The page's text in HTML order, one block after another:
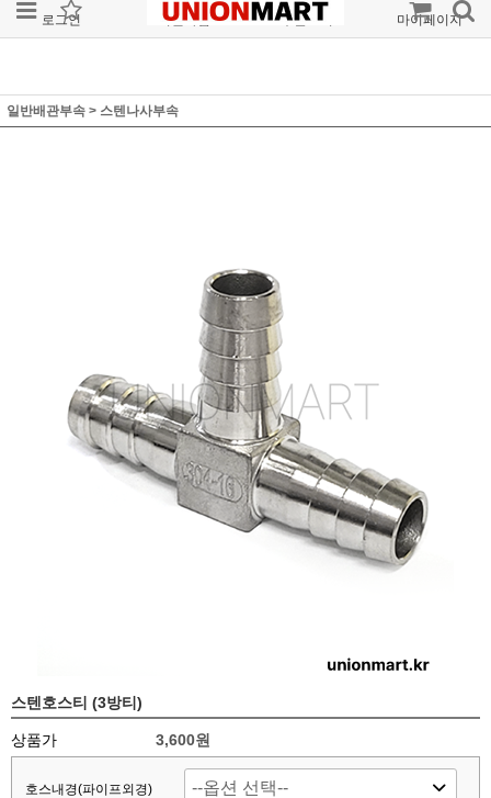
로그인 회원가입 주문조회 마이페이지
일반배관부속 > 스텐나사부속
스텐호스티 (3방티)
상품가 3,600원
호스내경(파이프외경)